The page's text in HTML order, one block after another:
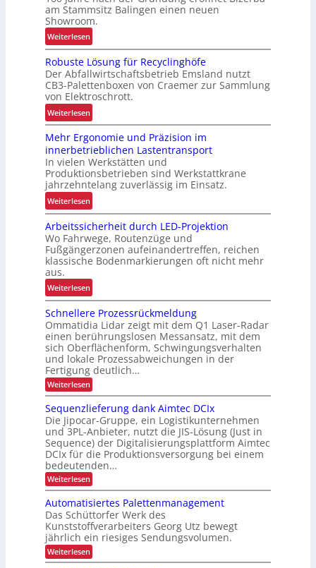
am Stammsitz Balingen einen neuen
Showroom.
Weiterlesen:
V
o
n
d
e
r
a
d
e
n
w
a
a
g
e
z
u
r
K
I
Robuste Lösung für Recyclinghöfe
Der Abfallwirtschaftsbetrieb Emsland nutzt
CB3-Palettenboxen von Craemer zur Sammlung
von Elektroschrott.
Weiterlesen:
R
o
b
u
s
t
e
ö
s
u
g
f
ü
r
R
e
c
y
c
l
i
n
g
h
ö
f
e
Mehr Ergonomie und Präzision im
innerbetrieblichen Lastentransport
In vielen Werkstätten und
Produktionsbetrieben sind Werkstattkrane
jahrzehntelang zuverlässig im Einsatz.
Weiterlesen:
M
e
h
r
E
r
g
n
o
m
i
e
u
d
P
r
ä
z
i
i
o
n
i
m
Arbeitssicherheit durch LED-Projektion
Wo Fahrwege, Routenzüge und
Fußgängerzonen aufeinandertreffen, reichen
klassische Bodenmarkierungen oft nicht mehr
aus.
Weiterlesen:
A
r
b
e
t
s
s
i
c
h
e
r
h
e
i
t
d
u
r
Schnellere Prozessrückmeldung
Ommatidia Lidar zeigt mit dem Q1 Laser-Radar
einen berührungslosen Messansatz, mit dem
sich Oberflächenform, Schwingungsverhalten
und lokale Prozessabweichungen in der
Fertigung deutlich…
Weiterlesen:
S
c
h
n
e
l
l
e
r
e
P
r
o
z
e
s
s
r
Sequenzlieferung dank Aimtec DCIx
Die Jipocar-Gruppe, ein Logistikunternehmen
und 3PL-Anbieter, nutzt die JIS-Lösung (Just in
Sequence) der Digitalisierungsplattform Aimtec
DCIx für die Produktionsversorgung bei einem
bedeutenden…
Weiterlesen:
S
q
u
e
n
z
l
Automatisiertes Palettenmanagement
Das Schüttorfer Werk des
Kunststoffverarbeiters Georg Utz bewegt
jährlich ein riesiges Sendungsvolumen.
Weiterlesen:
A